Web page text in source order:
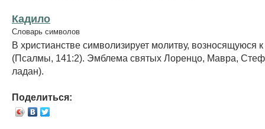
Кадило
Словарь символов
В христианстве символизирует молитву, возносящуюся
(Псалмы, 141:2). Эмблема святых Лоренцо, Мавра,
ладан).
Поделиться: